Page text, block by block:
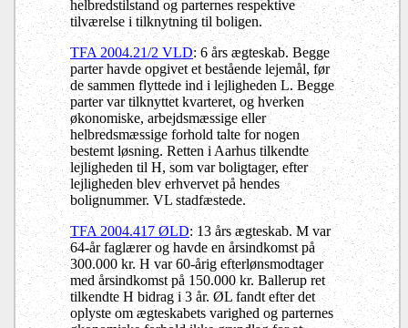
helbredstilstand og parternes respektive
tilværelse i tilknytning til boligen.
TFA 2004.21/2 VLD: 6 års ægteskab. Begge
parter havde opgivet et bestående lejemål, før
de sammen flyttede ind i lejligheden L. Begge
parter var tilknyttet kvarteret, og hverken
økonomiske, arbejdsmæssige eller
helbredsmæssige forhold talte for nogen
bestemt løsning. Retten i Aarhus tilkendte
lejligheden til H, som var boligtager, efter
lejligheden blev erhvervet på hendes
bolignummer. VL stadfæstede.
TFA 2004.417 ØLD: 13 års ægteskab. M var
64-år faglærer og havde en årsindkomst på
300.000 kr. H var 60-årig efterlønsmodtager
med årsindkomst på 150.000 kr. Ballerup ret
tilkendte H bidrag i 3 år. ØL fandt efter det
oplyste om ægteskabets varighed og parternes